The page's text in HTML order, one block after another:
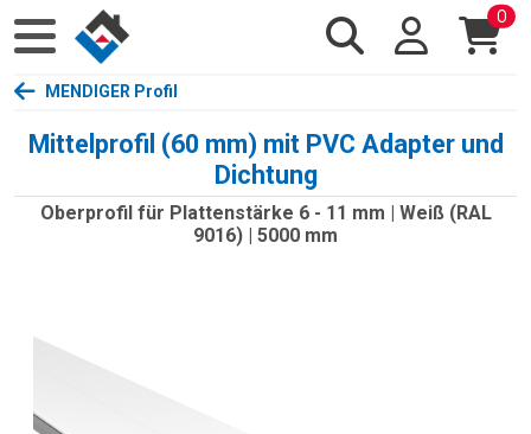
0
MENDIGER Profil
Mittelprofil (60 mm) mit PVC Adapter und
Dichtung
Oberprofil für Plattenstärke 6 - 11 mm | Weiß (RAL
9016) | 5000 mm